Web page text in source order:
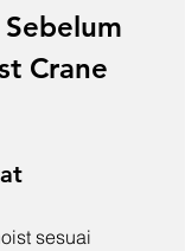
Crane
sesuai